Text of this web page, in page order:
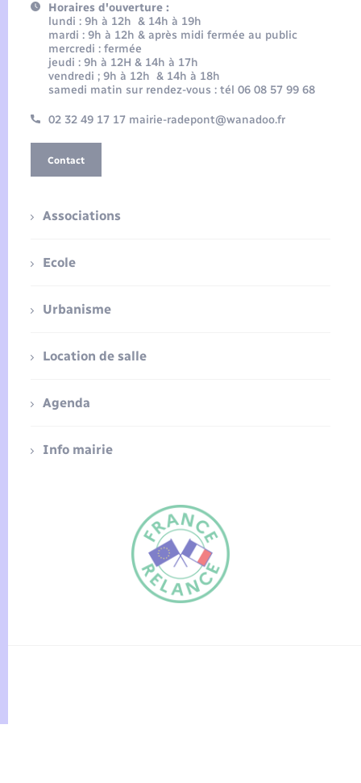
FR
Horaires d'ouverture :
lundi : 9h à 12h & 14h à 19h
mardi : 9h à 12h & après midi fermée au public
mercredi : fermée
jeudi : 9h à 12H & 14h à 17h
vendredi ; 9h à 12h & 14h à 18h
samedi matin sur rendez-vous : tél 06 08 57 99 68
02 32 49 17 17 mairie-radepont@wanadoo.fr
Contact
Associations
Ecole
Urbanisme
Location de salle
Agenda
Info mairie